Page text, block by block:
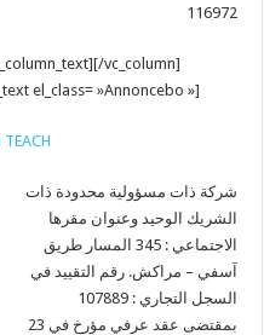
116972
vc_column]
el_class= »Annoncebo »]
شركة ذات مسؤولية محدودة ذات
الشريك الوحيد وعنوان مقرها
الاجتماعي : 345 المسار طريق
آسفي – مراكش. رقم التقييد في
السجل التجاري : 107889
بمقتضى عقد عرفي مؤرخ في 23